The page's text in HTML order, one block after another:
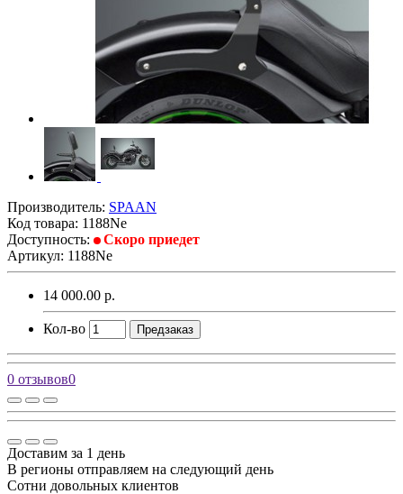
Производитель: SPAAN
Код товара: 1188Ne
Доступность:
Скоро приедет
Артикул: 1188Ne
14 000.00 р.
Кол-во Предзаказ
0 отзывов0
Доставим за 1 день
В регионы отправляем на следующий день
Сотни довольных клиентов